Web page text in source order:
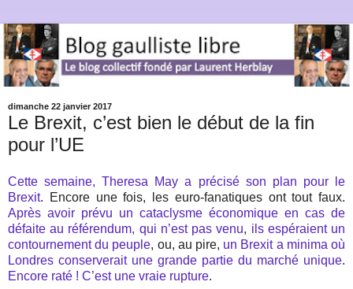
dimanche 22 janvier 2017
Le Brexit, c’est bien le début de la fin
pour l’UE
Cette semaine, Theresa May a précisé son plan pour le
Brexit. Encore une fois, les euro-fanatiques ont tout faux.
Après avoir prévu un cataclysme économique en cas de
défaite au référendum, qui n’est pas venu, ils espéraient un
contournement du peuple, ou, au pire, un Brexit a minima où
Londres conserverait une grande partie du marché unique.
Encore raté ! C’est une vraie rupture.